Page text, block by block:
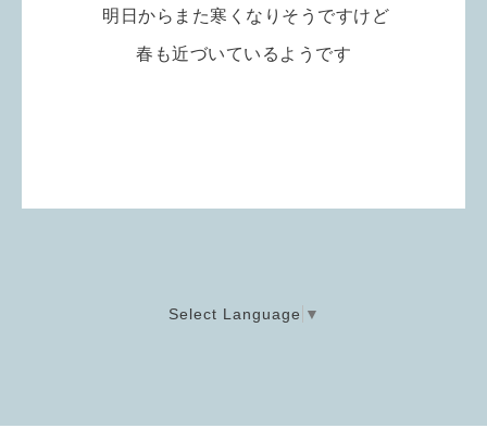
明日からまた寒くなりそうですけど
春も近づいているようです
Select Language ▼